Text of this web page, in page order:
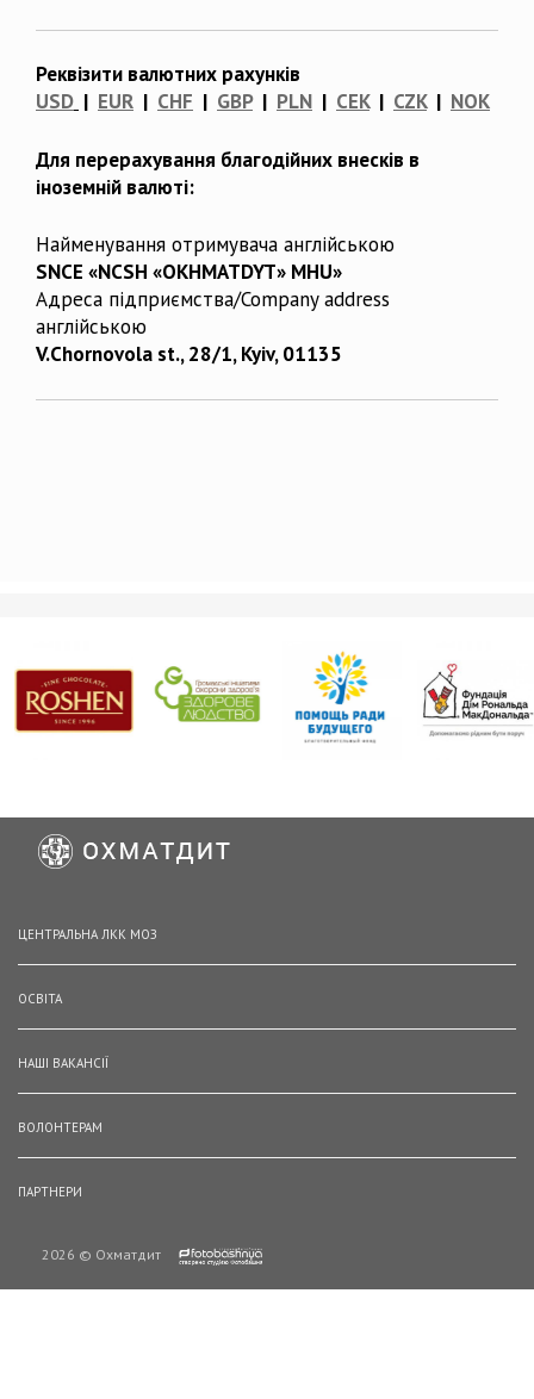
Реквізити валютних рахунків
USD | EUR | CHF | GBP| PLN | CEK| CZK| NOK
Для перерахування благодійних внесків в
іноземній валюті:
Найменування отримувача англійською
SNCE «NCSH «OKHMATDYT» MHU»
Адреса підприємства/Company address
англійською
V.Chornovola st., 28/1, Kyiv, 01135
ЦЕНТРАЛЬНА ЛКК МОЗ
ОСВІТА
НАШІ ВАКАНСІЇ
ВОЛОНТЕРАМ
ПАРТНЕРИ
2026 © Охматдит